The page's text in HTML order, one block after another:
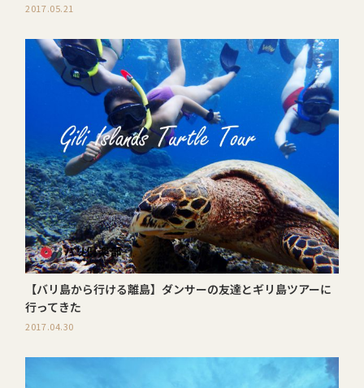
2017.05.21
【バリ島から行ける離島】ダンサーの友達とギリ島ツアーに
行ってきた
2017.04.30